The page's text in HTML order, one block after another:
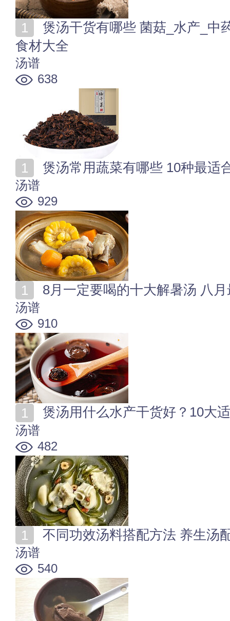
食材大全
汤谱
638
煲汤常用蔬菜有哪些 10种最适
汤谱
929
8月一定要喝的十大解暑汤 八
汤谱
910
煲汤用什么水产干货好？10大
汤谱
482
不同功效汤料搭配方法 养生汤
汤谱
540